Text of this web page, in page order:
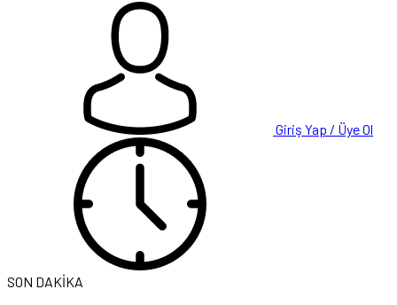
Giriş Yap / Üye Ol
SON DAKİKA